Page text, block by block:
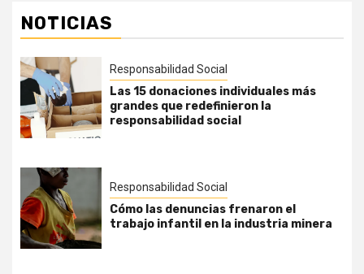
NOTICIAS
Responsabilidad Social
Las 15 donaciones individuales más
grandes que redefinieron la
responsabilidad social
Responsabilidad Social
Cómo las denuncias frenaron el
trabajo infantil en la industria minera